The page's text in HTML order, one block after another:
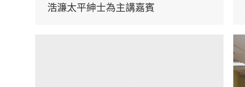
浩濂太平紳士為主講嘉賓